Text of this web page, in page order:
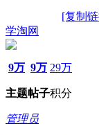
[复制
学淘网
9万
主题
9万
帖子
29万
积分
管理员